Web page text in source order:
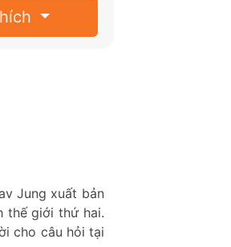
Jung xuất bản
thế giới thứ hai.
cho câu hỏi tại